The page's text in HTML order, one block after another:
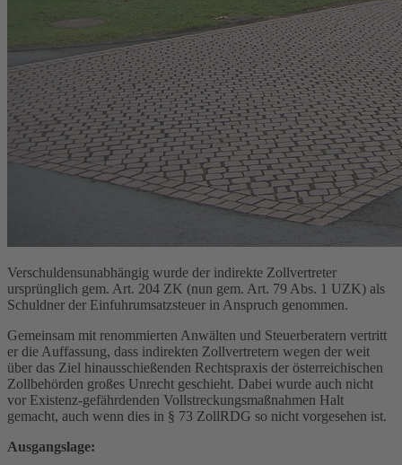
Verschuldensunabhängig wurde der indirekte Zollvertreter
ursprünglich gem. Art. 204 ZK (nun gem. Art. 79 Abs. 1 UZK) als
Schuldner der Einfuhrumsatzsteuer in Anspruch genommen.
Gemeinsam mit renommierten Anwälten und Steuerberatern vertritt
er die Auffassung, dass indirekten Zollvertretern wegen der weit
über das Ziel hinausschießenden Rechtspraxis der österreichischen
Zollbehörden großes Unrecht geschieht. Dabei wurde auch nicht
vor Existenz-gefährdenden Vollstreckungsmaßnahmen Halt
gemacht, auch wenn dies in § 73 ZollRDG so nicht vorgesehen ist.
Ausgangslage: